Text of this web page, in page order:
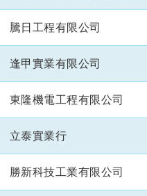
騰日工程有限公司
逢甲實業有限公司
東隆機電工程有限公司
立泰實業行
勝新科技工業有限公司